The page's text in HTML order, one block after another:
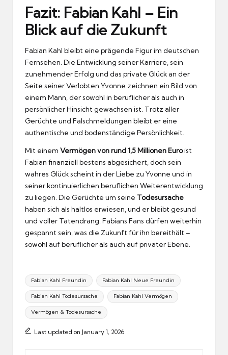
Fazit: Fabian Kahl – Ein
Blick auf die Zukunft
Fabian Kahl bleibt eine prägende Figur im deutschen
Fernsehen. Die Entwicklung seiner Karriere, sein
zunehmender Erfolg und das private Glück an der
Seite seiner Verlobten Yvonne zeichnen ein Bild von
einem Mann, der sowohl in beruflicher als auch in
persönlicher Hinsicht gewachsen ist. Trotz aller
Gerüchte und Falschmeldungen bleibt er eine
authentische und bodenständige Persönlichkeit.
Mit einem Vermögen von rund 1,5 Millionen Euroist
Fabian finanziell bestens abgesichert, doch sein
wahres Glück scheint in der Liebe zu Yvonne und in
seiner kontinuierlichen beruflichen Weiterentwicklung
zu liegen. Die Gerüchte um seine Todesursache
haben sich als haltlos erwiesen, und er bleibt gesund
und voller Tatendrang. Fabians Fans dürfen weiterhin
gespannt sein, was die Zukunft für ihn bereithält –
sowohl auf beruflicher als auch auf privater Ebene.
Tags:
Fabian Kahl Freundin Fabian Kahl Neue Freundin
Fabian Kahl Todesursache Fabian Kahl Vermögen
Vermögen & Todesursache
Last updated on January 1, 2026